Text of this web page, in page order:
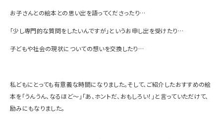
お子さんとの絵本との思い出を語ってくださったり…
「少し専門的な質問をしたいんですが」というお申し出を受けたり…
子どもや社会の現状についての想いを交換したり…
私どもにとっても有意義な時間になりました。そして、ご紹介したおすすめの絵
本を「うんうん、なるほど～」「あ、ホントだ、おもしろい！」と言っていただけて、
励みにもなりました。